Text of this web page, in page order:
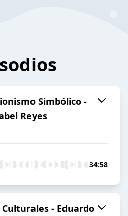
Simbólico -
Reyes
34:58
- Eduardo